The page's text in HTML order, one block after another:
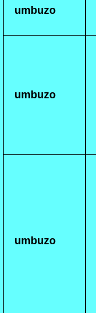
umbuzo
umbuzo
umbuzo